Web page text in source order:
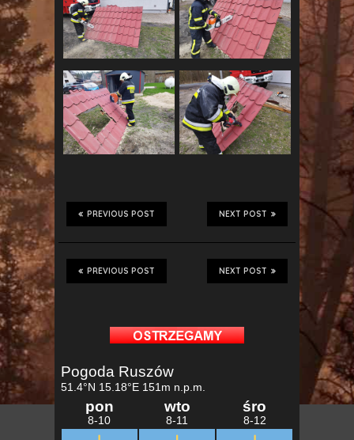
NEXT POST
PREVIOUS POST
NEXT POST
PREVIOUS POST